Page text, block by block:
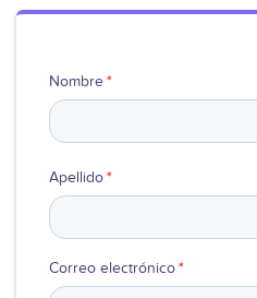
Nombre*
Apellido*
Correo electrónico*